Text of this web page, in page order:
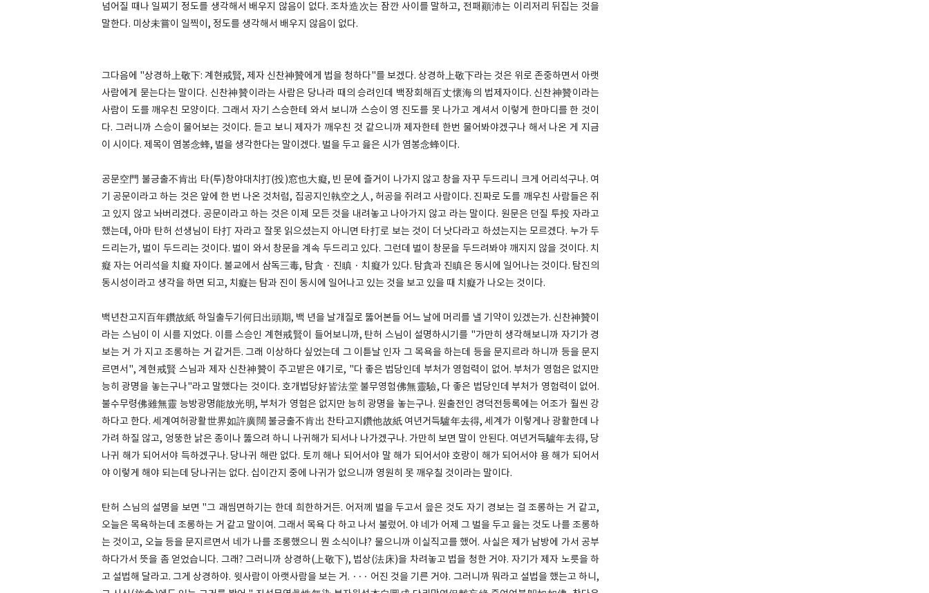
넘어질 때나 일찌기 정도를 생각해서 배우지 않음이 없다. 조차造次는 잠깐 사이를 말하고, 전패顚沛는 이리저리 뒤집는 것을
말한다. 미상未嘗이 일찍이, 정도를 생각해서 배우지 않음이 없다.
그다음에 "상경하上敬下: 계현戒賢, 제자 신찬神贊에게 법을 청하다"를 보겠다. 상경하上敬下라는 것은 위로 존중하면서 아랫
사람에게 묻는다는 말이다. 신찬神贊이라는 사람은 당나라 때의 승려인데 백장회해百丈懷海의 법제자이다. 신찬神贊이라는
사람이 도를 깨우친 모양이다. 그래서 자기 스승한테 와서 보니까 스승이 영 진도를 못 나가고 계셔서 이렇게 한마디를 한 것이
다. 그러니까 스승이 물어보는 것이다. 듣고 보니 제자가 깨우친 것 같으니까 제자한테 한번 물어봐야겠구나 해서 나온 게 지금
이 시이다. 제목이 염봉念蜂, 벌을 생각한다는 말이겠다. 벌을 두고 읊은 시가 염봉念蜂이다.
공문空門 불긍출不肯出 타(투)창야대치打(投)窓也大癡, 빈 문에 즐거이 나가지 않고 창을 자꾸 두드리니 크게 어리석구나. 여
기 공문이라고 하는 것은 앞에 한 번 나온 것처럼, 집공지인執空之人, 허공을 쥐려고 사람이다. 진짜로 도를 깨우친 사람들은 쥐
고 있지 않고 놔버리겠다. 공문이라고 하는 것은 이제 모든 것을 내려놓고 나아가지 않고 라는 말이다. 원문은 던질 투投 자라고
했는데, 아마 탄허 선생님이 타打 자라고 잘못 읽으셨는지 아니면 타打로 보는 것이 더 낫다라고 하셨는지는 모르겠다. 누가 두
드리는가, 벌이 두드리는 것이다. 벌이 와서 창문을 계속 두드리고 있다. 그런데 벌이 창문을 두드려봐야 깨지지 않을 것이다. 치
癡 자는 어리석을 치癡 자이다. 불교에서 삼독三毒, 탐貪 · 진瞋 · 치癡가 있다. 탐貪과 진瞋은 동시에 일어나는 것이다. 탐진의
동시성이라고 생각을 하면 되고, 치癡는 탐과 진이 동시에 일어나고 있는 것을 보고 있을 때 치癡가 나오는 것이다.
백년찬고지百年鑽故紙 하일출두기何日出頭期, 백 년을 날개질로 뚫어본들 어느 날에 머리를 낼 기약이 있겠는가. 신찬神贊이
라는 스님이 이 시를 지었다. 이를 스승인 계현戒賢이 들어보니까, 탄허 스님이 설명하시기를 "가만히 생각해보니까 자기가 경
보는 거 가 지고 조롱하는 거 같거든. 그래 이상하다 싶었는데 그 이튿날 인자 그 목욕을 하는데 등을 문지르라 하니까 등을 문지
르면서", 계현戒賢 스님과 제자 신찬神贊이 주고받은 얘기로, "다 좋은 법당인데 부처가 영험력이 없어. 부처가 영험은 없지만
능히 광명을 놓는구나"라고 말했다는 것이다. 호개법당好皆法堂 불무영험佛無靈驗, 다 좋은 법당인데 부처가 영험력이 없어.
불수무령佛雖無靈 능방광명能放光明, 부처가 영험은 없지만 능히 광명을 놓는구나. 원출전인 경덕전등록에는 어조가 훨씬 강
하다고 한다. 세계여허광활世界如許廣闊 불긍출不肯出 찬타고지鑽他故紙 여년거득驢年去得, 세계가 이렇게나 광활한데 나
가려 하질 않고, 엉뚱한 낡은 종이나 뚫으려 하니 나귀해가 되서나 나가겠구나. 가만히 보면 말이 안된다. 여년거득驢年去得, 당
나귀 해가 되어서야 득하겠구나. 당나귀 해란 없다. 토끼 해나 되어서야 말 해가 되어서야 호랑이 해가 되어서야 용 해가 되어서
야 이렇게 해야 되는데 당나귀는 없다. 십이간지 중에 나귀가 없으니까 영원히 못 깨우칠 것이라는 말이다.
탄허 스님의 설명을 보면 "그 괘씸면하기는 한데 희한하거든. 어저께 벌을 두고서 읖은 것도 자기 경보는 걸 조롱하는 거 같고,
오늘은 목욕하는데 조롱하는 거 같고 말이여. 그래서 목욕 다 하고 나서 불렀어. 야 네가 어제 그 벌을 두고 읊는 것도 나를 조롱하
는 것이고, 오늘 등을 문지르면서 네가 나를 조롱했으니 뭔 소식이냐? 물으니까 이실직고를 했어. 사실은 제가 남방에 가서 공부
하다가서 뜻을 좀 얻었습니다. 그래? 그러니까 상경하(上敬下), 법상(法床)을 차려놓고 법을 청한 거야. 자기가 제자 노릇을 하
고 설법해 달라고. 그게 상경하야. 윗사람이 아랫사람을 보는 거. ··· 어진 것을 기른 거야. 그러니까 뭐라고 설법을 했는고 하니,